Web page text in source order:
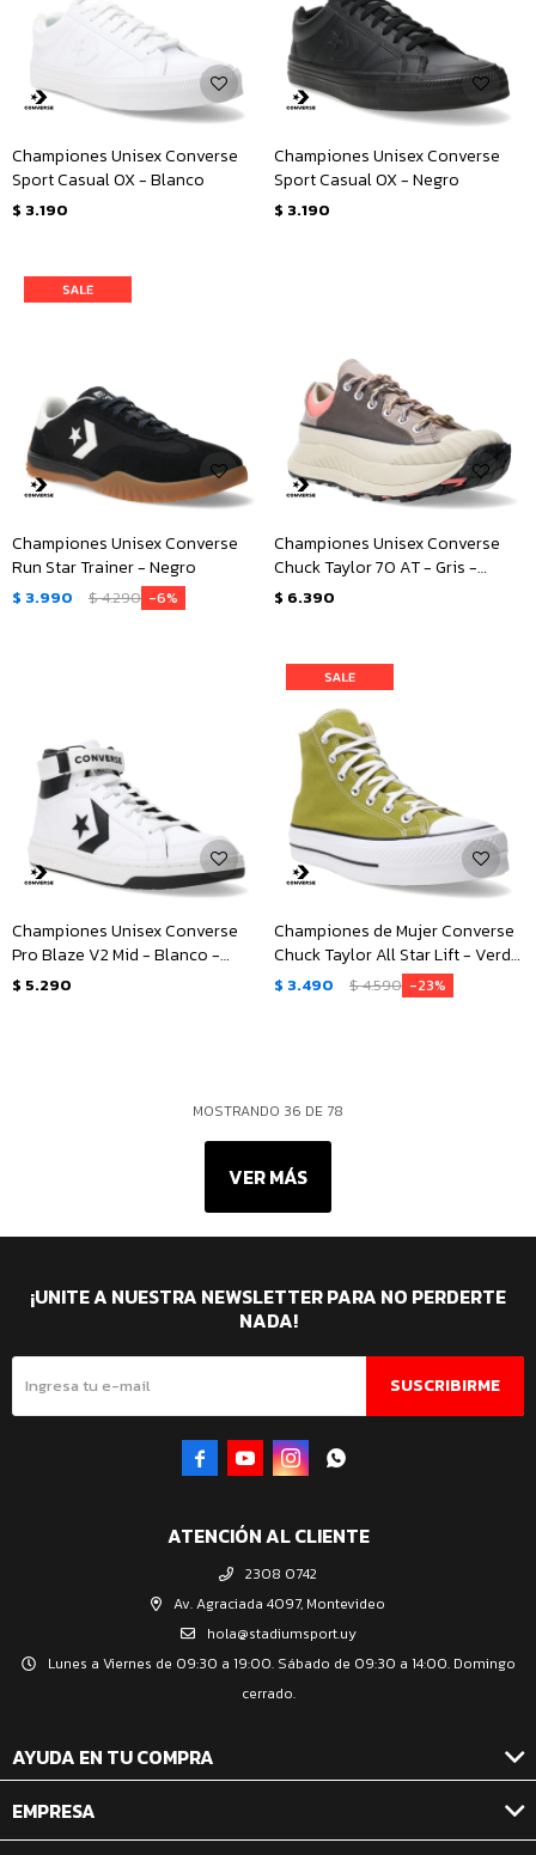
Championes Unisex Converse
Sport Casual OX - Blanco
$ 3.190
Championes Unisex Converse
Sport Casual OX - Negro
$ 3.190
Championes Unisex Converse
Run Star Trainer - Negro
$ 3.990 $4.290 6
Championes Unisex Converse
Chuck Taylor 70 AT - Gris -
Rosado
$ 6.390
Championes Unisex Converse
Pro Blaze V2 Mid - Blanco -
Negro
$ 5.290
Championes de Mujer Converse
Chuck Taylor All Star Lift - Verde
- Blanco - Negro
$ 3.490 $4.590 23
MOSTRANDO 36 DE 78
VER MÁS
ATENCIÓN AL CLIENTE
2308 0742
Av. Agraciada 4097, Montevideo
hola@stadiumsport.uy
Lunes a Viernes de 09:30 a 19:00. Sábado de 09:30 a 14:00. Domingo
cerrado.
AYUDA EN TU COMPRA
EMPRESA
¡UNITE A NUESTRA NEWSLETTER PARA NO PERDERTE
NADA!
SUSCRIBIRME
   